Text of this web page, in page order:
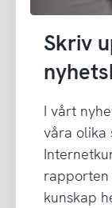
Skriv
I vårt
våra olika
rapporten
kunskap